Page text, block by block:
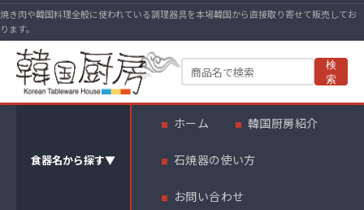
焼き肉や韓国料理全般に使われている調理器具を本場韓国から直接取り寄せて販売してお
ります。
検
索
食器名から探す▼
ホーム 韓国厨房紹介
石焼器の使い方
お問い合わせ